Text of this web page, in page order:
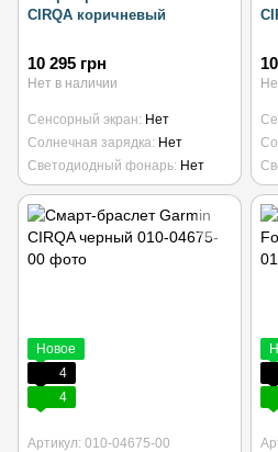
CIRQA коричневый
10 295 грн
Нет в наличии
Сенсорный экран Нет
Солнечная зарядка Нет
Светодиодный фонарь Нет
Новое
4
4
Артикул: 010-04675-00